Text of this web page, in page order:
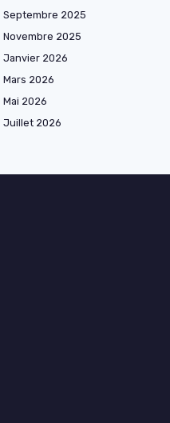
Septembre 2025
Novembre 2025
Janvier 2026
Mars 2026
Mai 2026
Juillet 2026